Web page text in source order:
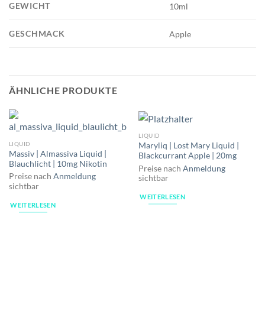
GEWICHT 10ml
GESCHMACK Apple
ÄHNLICHE PRODUKTE
LIQUID
Massiv | Almassiva Liquid |
Blauchlicht | 10mg Nikotin
Preise nach Anmeldung
sichtbar
WEITERLESEN
LIQUID
Maryliq | Lost Mary Liquid |
Blackcurrant Apple | 20mg
Preise nach Anmeldung
sichtbar
WEITERLESEN